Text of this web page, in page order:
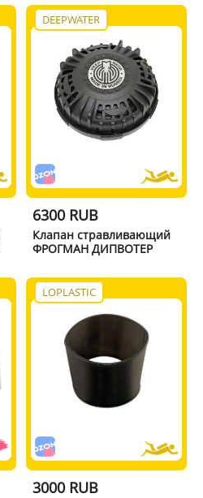
DEEPWATER
6300 RUB
Клапан стравливающий
ФРОГМАН ДИПВОТЕР
LOPLASTIC
3000 RUB